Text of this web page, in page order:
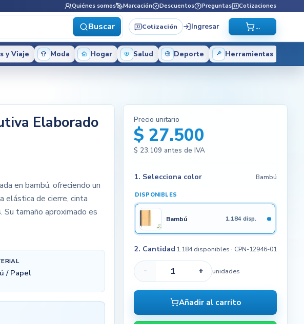
Quiénes somos Marcación Descuentos Preguntas Cotizaciones
Buscar Cotización Ingresar ...
y Viaje Moda Hogar Salud Deporte Herramientas
Elaborado
en bambú, ofreciendo un
elástica de cierre, cinta
Su tamaño aproximado es
/ Papel
Precio unitario
$ 27.500
$ 23.109 antes de IVA
1. Selecciona color Bambú
DISPONIBLES
Bambú 1.184 disp.
2. Cantidad 1.184 disponibles · CPN-12946-01
- + unidades
Añadir al carrito